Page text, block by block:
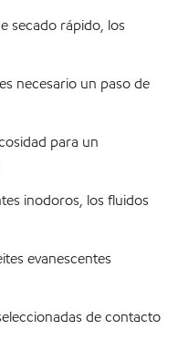
secado rápido, los
necesario un paso de
para un
inodoros, los fluidos
evanescentes
de contacto